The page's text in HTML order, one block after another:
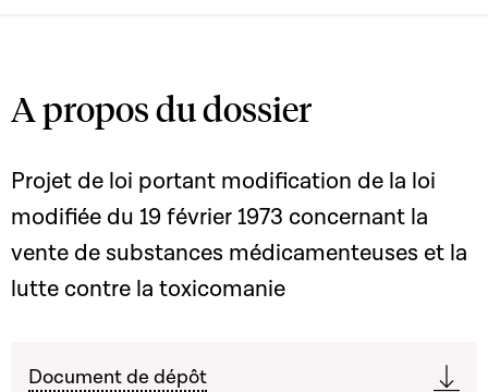
A propos du dossier
Projet de loi portant modification de la loi
modifiée du 19 février 1973 concernant la
vente de substances médicamenteuses et la
lutte contre la toxicomanie
Document de dépôt